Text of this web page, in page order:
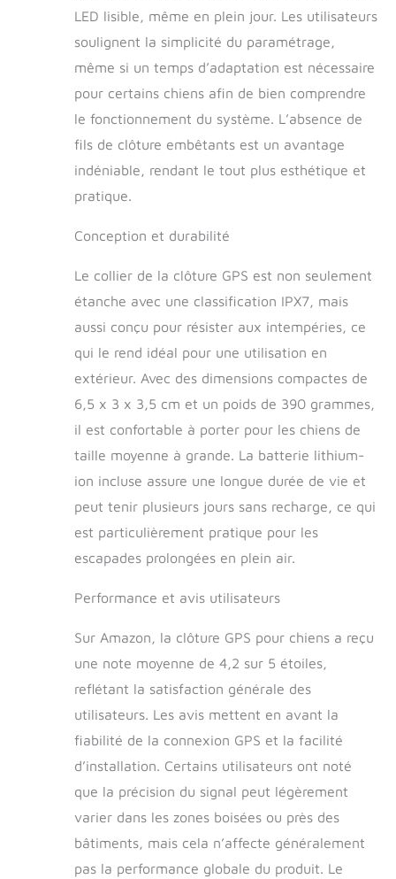
un positionnement
plus stable et précis.
De plus, grâce à la
technologie unique
reconnaissance de
scène intelligente
AI, les faux
les fausses alarmes
GPS automatique
intelligente】 - Il
fonctions
d'avertissement
et de E fonction , et
de 2 modes
automatiques
votre choix. Lorsque
le chien sort de la
plage que vous avez
définie auparavant,
il émettra
progressivement un
une vibration et/ou
puis entrera en
pendant 1 minute en
émettant un son
répétera le cycle
une fois.
【Remarque et
importants】- ①
Veuillez d'abord
(affichage orange)
si vous souhaitez
appuyer
LED lisible, même en plein jour. Les utilisateurs
soulignent la simplicité du paramétrage,
même si un temps d’adaptation est nécessaire
pour certains chiens afin de bien comprendre
le fonctionnement du système. L’absence de
fils de clôture embêtants est un avantage
indéniable, rendant le tout plus esthétique et
pratique.
Conception et durabilité
Le collier de la clôture GPS est non seulement
étanche avec une classification IPX7, mais
aussi conçu pour résister aux intempéries, ce
qui le rend idéal pour une utilisation en
extérieur. Avec des dimensions compactes de
6,5 x 3 x 3,5 cm et un poids de 390 grammes,
il est confortable à porter pour les chiens de
taille moyenne à grande. La batterie lithium-
ion incluse assure une longue durée de vie et
peut tenir plusieurs jours sans recharge, ce qui
est particulièrement pratique pour les
escapades prolongées en plein air.
Performance et avis utilisateurs
Sur Amazon, la clôture GPS pour chiens a reçu
une note moyenne de 4,2 sur 5 étoiles,
reflétant la satisfaction générale des
utilisateurs. Les avis mettent en avant la
fiabilité de la connexion GPS et la facilité
d’installation. Certains utilisateurs ont noté
que la précision du signal peut légèrement
varier dans les zones boisées ou près des
bâtiments, mais cela n’affecte généralement
pas la performance globale du produit. Le